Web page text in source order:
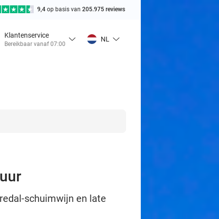
9,4 op basis van 205.975 reviews
Klantenservice
Bereikbaar vanaf 07:00
NL
schuimwijn en late